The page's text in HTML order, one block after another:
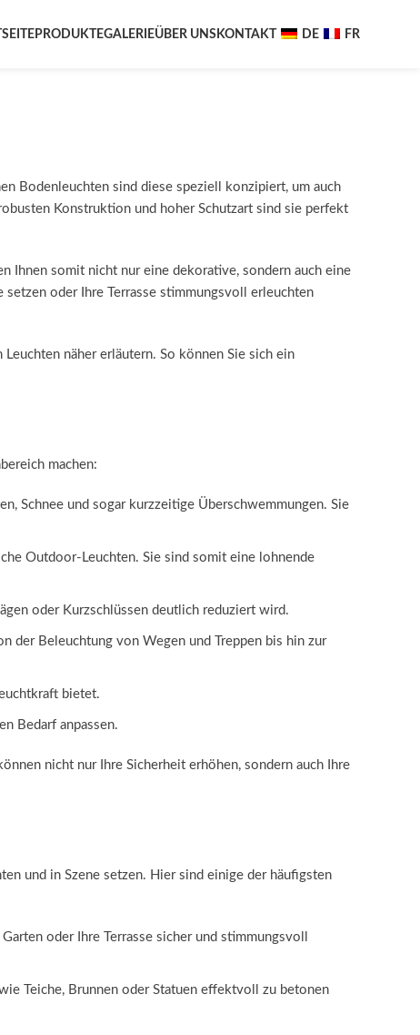
PRODUKTEGALERIEÜBER UNS KONTAKT DE FR
Bodenleuchten sind diese speziell konzipiert, um auch
Konstruktion und hoher Schutzart sind sie perfekt
Ihnen somit nicht nur eine dekorative, sondern auch eine
oder Ihre Terrasse stimmungsvoll erleuchten
näher erläutern. So können Sie sich ein
machen:
Schnee und sogar kurzzeitige Überschwemmungen. Sie
Outdoor-Leuchten. Sie sind somit eine lohnende
oder Kurzschlüssen deutlich reduziert wird.
der Beleuchtung von Wegen und Treppen bis hin zur
bietet.
Bedarf anpassen.
nicht nur Ihre Sicherheit erhöhen, sondern auch Ihre
und in Szene setzen. Hier sind einige der häufigsten
oder Ihre Terrasse sicher und stimmungsvoll
Teiche, Brunnen oder Statuen effektvoll zu betonen